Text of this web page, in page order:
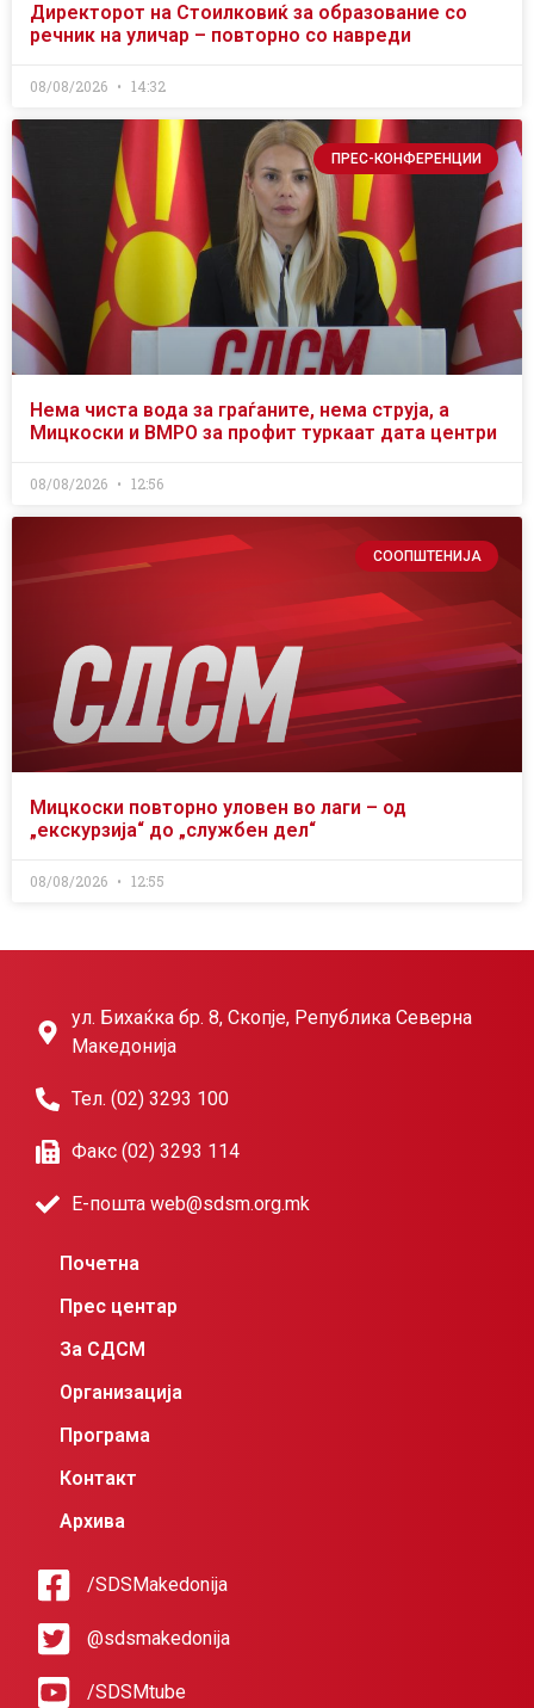
Директорот на Стоилковиќ за образование со
речник на уличар – повторно со навреди
08/08/2026 14:32
ПРЕС-КОНФЕРЕНЦИИ
Нема чиста вода за граѓаните, нема струја, а
Мицкоски и ВМРО за профит туркаат дата центри
08/08/2026 12:56
СООПШТЕНИЈА
Мицкоски повторно уловен во лаги – од
„екскурзија“ до „службен дел“
08/08/2026 12:55
ул. Бихаќка бр. 8, Скопје, Република Северна
Македонија
Тел. (02) 3293 100
Факс (02) 3293 114
Е-пошта web@sdsm.org.mk
Почетна
Прес центар
За СДСМ
Организација
Програма
Контакт
Архива
/SDSMakedonija
@sdsmakedonija
/SDSMtube